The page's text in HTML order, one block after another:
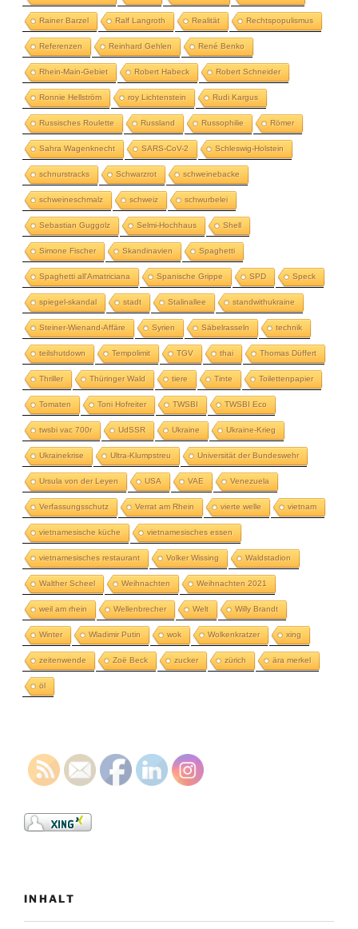
Rainer Barzel Ralf Langroth Realität Rechtspopulismus
Referenzen Reinhard Gehlen René Benko
Rhein-Main-Gebiet Robert Habeck Robert Schneider
Ronnie Hellström roy Lichtenstein Rudi Kargus
Russisches Roulette Russland Russophilie Römer
Sahra Wagenknecht SARS-CoV-2 Schleswig-Holstein
schnurstracks Schwarzrot schweinebacke
schweineschmalz schweiz schwurbelei
Sebastian Guggolz Selmi-Hochhaus Shell
Simone Fischer Skandinavien Spaghetti
Spaghetti all'Amatriciana Spanische Grippe SPD Speck
spiegel-skandal stadt Stalinallee standwithukraine
Steiner-Wienand-Affäre Syrien Säbelrasseln technik
teilshutdown Tempolimit TGV thai Thomas Düffert
Thriller Thüringer Wald tiere Tinte Toilettenpapier
Tomaten Toni Hofreiter TWSBI TWSBI Eco
twsbi vac 700r UdSSR Ukraine Ukraine-Krieg
Ukrainekrise Ultra-Klumpstreu Universität der Bundeswehr
Ursula von der Leyen USA VAE Venezuela
Verfassungsschutz Verrat am Rhein vierte welle vietnam
vietnamesische küche vietnamesisches essen
vietnamesisches restaurant Volker Wissing Waldstadion
Walther Scheel Weihnachten Weihnachten 2021
weil am rhein Wellenbrecher Welt Willy Brandt
Winter Wladimir Putin wok Wolkenkratzer xing
zeitenwende Zoë Beck zucker zürich ära merkel
öl
INHALT